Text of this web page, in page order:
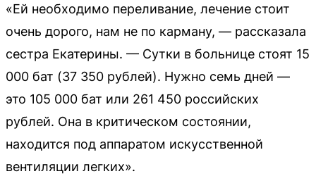
«Ей необходимо переливание, лечение стоит
очень дорого, нам не по карману, — рассказала
сестра Екатерины. — Сутки в больнице стоят 15
000 бат (37 350 рублей). Нужно семь дней —
это 105 000 бат или 261 450 российских
рублей. Она в критическом состоянии,
находится под аппаратом искусственной
вентиляции легких».